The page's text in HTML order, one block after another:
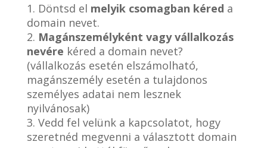
1. Döntsd el melyik csomagban kéred a
domain nevet.
2. Magánszemélyként vagy vállalkozás
nevére kéred a domain nevet?
(vállalkozás esetén elszámolható,
magánszemély esetén a tulajdonos
személyes adatai nem lesznek
nyilvánosak)
3. Vedd fel velünk a kapcsolatot, hogy
szeretnéd megvenni a választott domain